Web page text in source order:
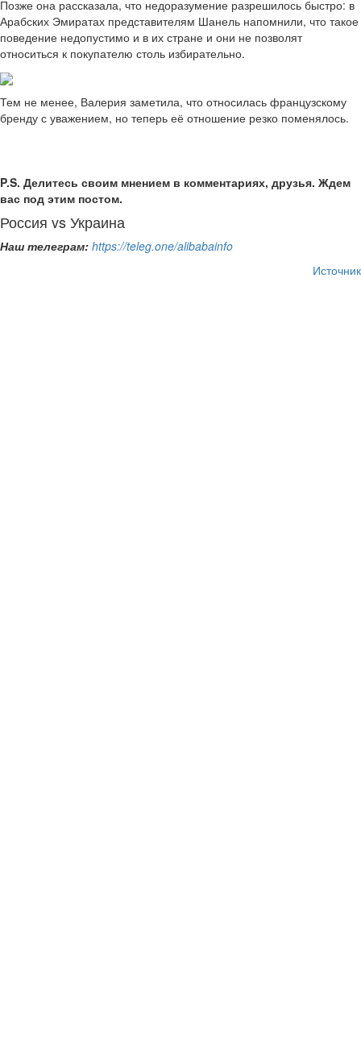
Позже она рассказала, что недоразумение разрешилось быстро: в
Арабских Эмиратах представителям Шанель напомнили, что такое
поведение недопустимо и в их стране и они не позволят
относиться к покупателю столь избирательно.
Тем не менее, Валерия заметила, что относилась французскому
бренду с уважением, но теперь её отношение резко поменялось.
P.S. Делитесь своим мнением в комментариях, друзья. Ждем
вас под этим постом.
Россия vs Украина
Наш телеграм: https://teleg.one/alibabainfo
Источник